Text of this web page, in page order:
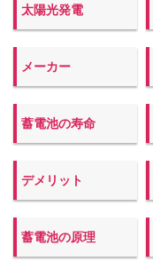
太陽光発電
メーカー
蓄電池の寿命
デメリット
蓄電池の原理